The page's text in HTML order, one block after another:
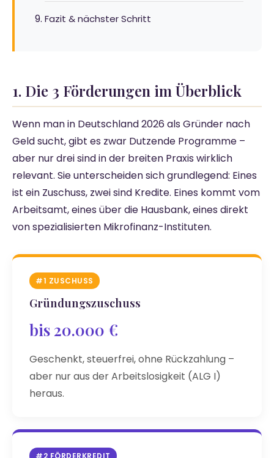
Fazit & nächster Schritt
1. Die 3 Förderungen im Überblick
Wenn man in Deutschland 2026 als Gründer nach
Geld sucht, gibt es zwar Dutzende Programme –
aber nur drei sind in der breiten Praxis wirklich
relevant. Sie unterscheiden sich grundlegend: Eines
ist ein Zuschuss, zwei sind Kredite. Eines kommt vom
Arbeitsamt, eines über die Hausbank, eines direkt
von spezialisierten Mikrofinanz-Instituten.
#1 ZUSCHUSS
Gründungszuschuss
bis 20.000 €
Geschenkt, steuerfrei, ohne Rückzahlung –
aber nur aus der Arbeitslosigkeit (ALG I)
heraus.
#2 FÖRDERKREDIT